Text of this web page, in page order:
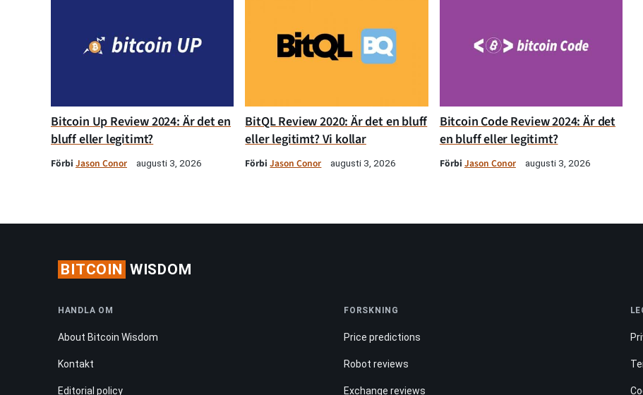
Bitcoin Up Review 2024: Är det en
bluff eller legitimt?
Förbi Jason Conor augusti 3, 2026
BitQL Review 2020: Är det en bluff
eller legitimt? Vi kollar
FörbiJason Conor augusti 3, 2026
Bitcoin Code Review 2024: Är det
en bluff eller legitimt?
Förbi Jason Conor augusti 3, 2026
BITCOIN WISDOM
HANDLA OM
About Bitcoin Wisdom
Kontakt
Editorial policy
FORSKNING
Price predictions
Robot reviews
Exchange reviews